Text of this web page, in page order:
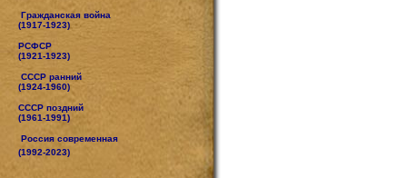
Гражданская война
(1917-1923)
РСФСР
(1921-1923)
СССР ранний
(1924-1960)
СССР поздний
(1961-1991)
Россия современная
(1992-2023)